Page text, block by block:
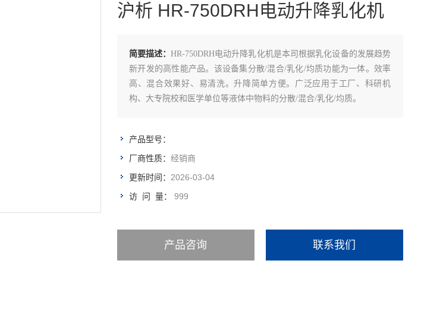
沪析 HR-750DRH电动升降乳化机
简要描述： HR-750DRH电动升降乳化机是本司根据乳化设备的发展趋势
新开发的高性能产品。该设备集分散/混合/乳化/均质功能为一体。效率
高、混合效果好、易清洗。升降简单方便。广泛应用于工厂、科研机
构、大专院校和医学单位等液体中物料的分散/混合/乳化/均质。
产品型号：
厂商性质： 经销商
更新时间： 2026-03-04
访 问 量： 999
产品咨询 联系我们